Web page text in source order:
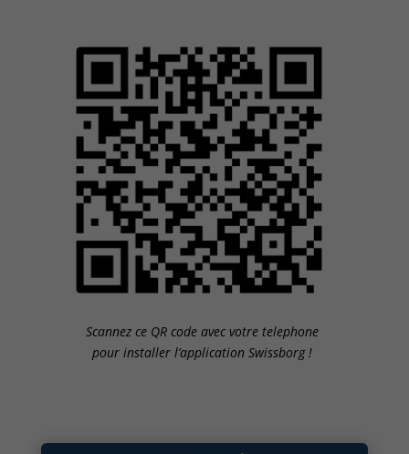
Scannez ce QR code avec votre telephone
pour installer l’application Swissborg !